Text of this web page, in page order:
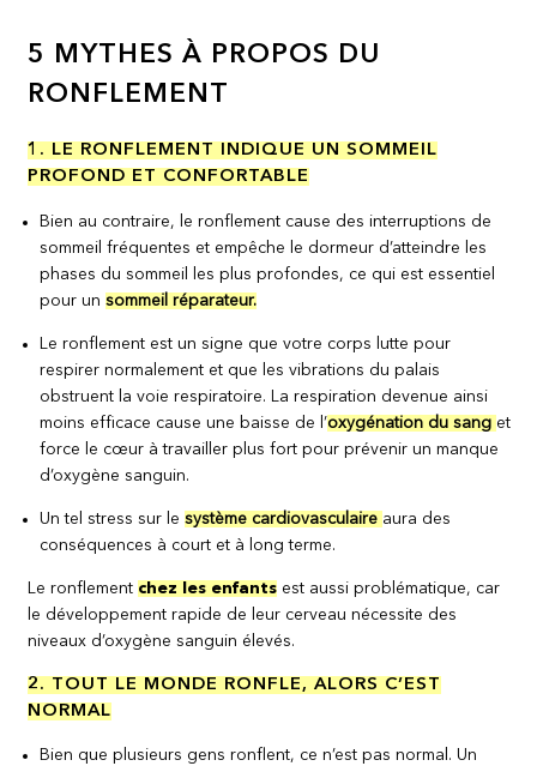
5 MYTHES À PROPOS DU
RONFLEMENT
1. LE RONFLEMENT INDIQUE UN SOMMEIL
PROFOND ET CONFORTABLE
Bien au contraire, le ronflement cause des interruptions de
sommeil fréquentes et empêche le dormeur d’atteindre les
phases du sommeil les plus profondes, ce qui est essentiel
pour unsommeil réparateur.
Le ronflement est un signe que votre corps lutte pour
respirer normalement et que les vibrations du palais
obstruent la voie respiratoire. La respiration devenue ainsi
moins efficace cause une baisse de l’oxygénation du sang et
force le cœur à travailler plus fort pour prévenir un manque
d’oxygène sanguin.
Un tel stress sur lesystème cardiovasculaire aura des
conséquences à court et à long terme.
Le ronflement chez les enfants est aussi problématique, car
le développement rapide de leur cerveau nécessite des
niveaux d’oxygène sanguin élevés.
2. TOUT LE MONDE RONFLE, ALORS C’EST
NORMAL
Bien que plusieurs gens ronflent, ce n’est pas normal. Un